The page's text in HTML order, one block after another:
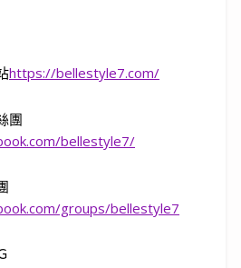
https://bellestyle7.com/
團
bellestyle7/
groups/bellestyle7